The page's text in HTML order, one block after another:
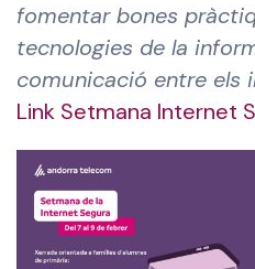
fomentar bones
tecnologies de la
comunicació entre els
Link Setmana Internet